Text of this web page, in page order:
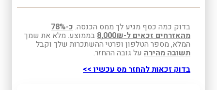
בדוק כמה כסף מגיע לך ממס הכנסה. כ-78%
מהאזרחים זכאים ל-8,000₪ בממוצע. מלא את שמך
המלא, מספר הטלפון ופרטי ההשתכרות שלך וקבל
תשובה מהירהעל גובה ההחזר.
בדוק זכאות להחזר מס עכשיו >>